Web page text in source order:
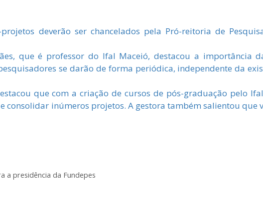
deverão ser chancelados pela Pró-reitoria de
que é professor do Ifal Maceió, destacou a importância
se darão de forma periódica, independente da
que com a criação de cursos de pós-graduação pelo
inúmeros projetos. A gestora também salientou que
a presidência da Fundepes